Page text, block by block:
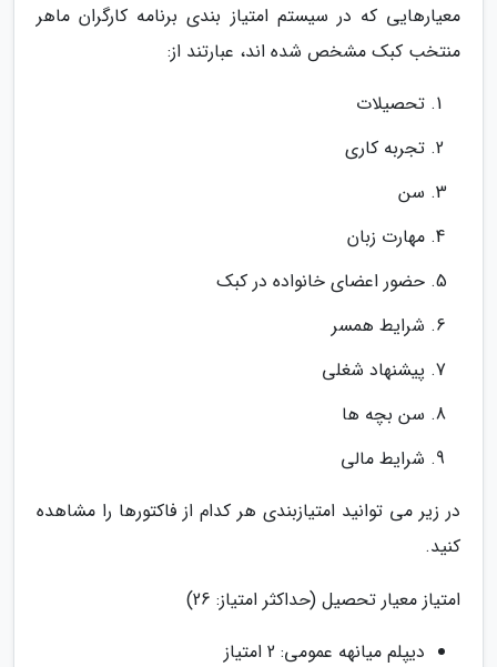
معیارهایی که در سیستم امتیاز بندی برنامه کارگران ماهر
منتخب کبک مشخص شده اند، عبارتند از:
تحصیلات
تجربه کاری
سن
مهارت زبان
حضور اعضای خانواده در کبک
شرایط همسر
پیشنهاد شغلی
سن بچه ها
شرایط مالی
در زیر می توانید امتیازبندی هر کدام از فاکتورها را مشاهده
کنید.
امتیاز معیار تحصیل (حداکثر امتیاز: 26)
دیپلم میانهه عمومی: 2 امتیاز